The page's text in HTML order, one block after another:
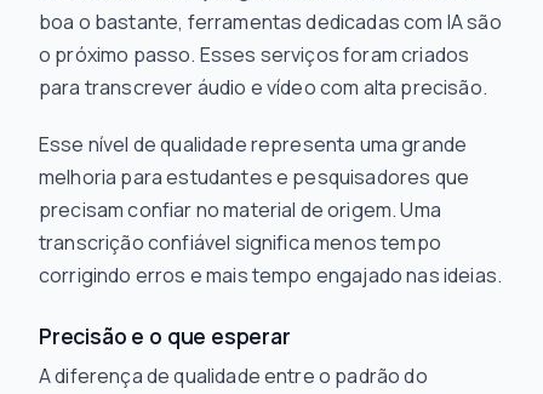
boa o bastante, ferramentas dedicadas com IA são
o próximo passo. Esses serviços foram criados
para transcrever áudio e vídeo com alta precisão.
Esse nível de qualidade representa uma grande
melhoria para estudantes e pesquisadores que
precisam confiar no material de origem. Uma
transcrição confiável significa menos tempo
corrigindo erros e mais tempo engajado nas ideias.
Precisão e o que esperar
A diferença de qualidade entre o padrão do